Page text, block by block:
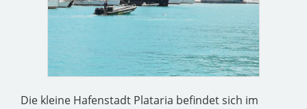
Die kleine Hafenstadt Plataria befindet sich im